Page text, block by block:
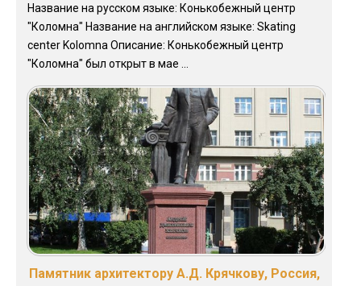
Название на русском языке: Конькобежный центр
"Коломна" Название на английском языке: Skating
center Kolomna Описание: Конькобежный центр
"Коломна" был открыт в мае ...
Памятник архитектору А.Д. Крячкову, Россия,